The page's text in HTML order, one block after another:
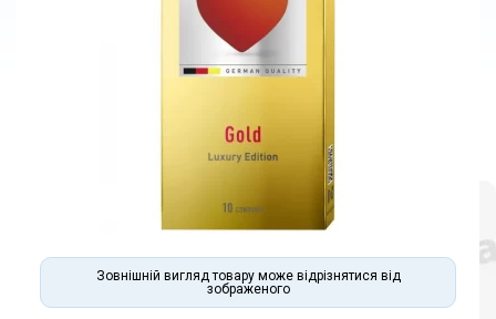
Зовнішній вигляд товару може відрізнятися від
зображеного